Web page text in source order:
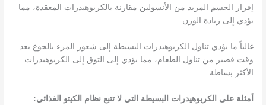
إفراز الجسم المزيد من الأنسولين مقارنة بالكربوهيدرات المعقدة، مما
يؤدي إلى زيادة الوزن.
غالباً ما يؤدي تناول الكربوهيدرات البسيطة إلى شعور المرء بالجوع بعد
وقت قصير من تناول الطعام، مما يؤدي إلى التوق إلى الكربوهيدرات
الأكثر بساطة.
أمثلة على الكربوهيدرات البسيطة التي لا تتبع نظام الكيتو الغذائي: